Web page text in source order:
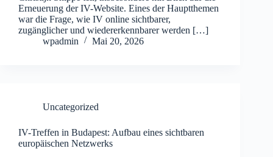
Erneuerung der IV-Website. Eines der Hauptthemen
war die Frage, wie IV online sichtbarer,
zugänglicher und wiedererkennbarer werden […]
wpadmin
Mai 20, 2026
Uncategorized
IV-Treffen in Budapest: Aufbau eines sichtbaren
europäischen Netzwerks